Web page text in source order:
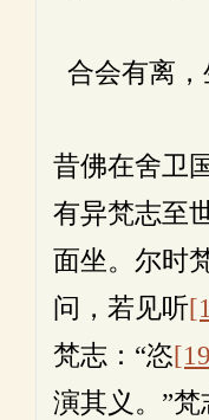
合会有离，
昔佛在舍卫
有异梵志至
面坐。尔时
问，若见听
梵志：“恣
演其义。”梵